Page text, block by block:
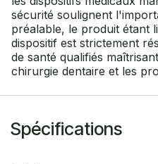
sécurité soulignent
préalable, le produit étant
dispositif est strictement
de santé qualifiés
chirurgie dentaire et les
Spécifications